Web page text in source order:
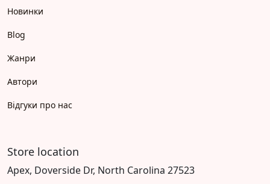
Новинки
Blog
Жанри
Автори
Відгуки про нас
Store location
Apex, Doverside Dr, North Carolina 27523